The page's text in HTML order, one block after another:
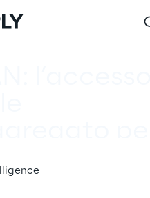
l’accesso
Telco